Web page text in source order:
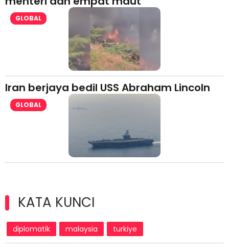
GLOBAL
Iran berjaya bedil USS Abraham Lincoln
GLOBAL
KATA KUNCI
diplomatik malaysia turkiye